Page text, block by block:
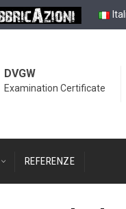
DVGW
Examination Certificate
REFERENZE